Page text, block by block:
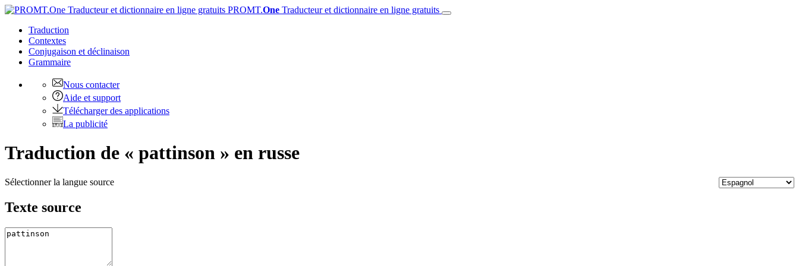
PROMT.One Traducteur et dictionnaire en ligne gratuits
Traduction
Contextes
Conjugaison et déclinaison
Grammaire
Nous contacter
Aide et support
Télécharger des applications
La publicité
Traduction de « pattinson » en russe
Sélectionner la langue source
Texte source